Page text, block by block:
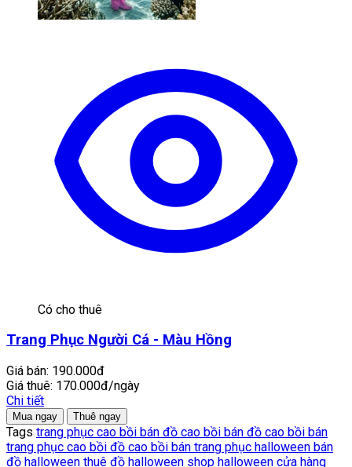
Có cho thuê
Trang Phục Người Cá - Màu Hồng
Giá bán: 190.000đ
Giá thuê: 170.000đ/ngày
Chi tiết
Mua ngay Thuê ngay
Tags trang phục cao bồi bán đồ cao bồi bán đồ cao bồi bán
trang phục cao bồi đồ cao bồi bán trang phục halloween bán
đồ halloween thuê đồ halloween shop halloween cửa hàng